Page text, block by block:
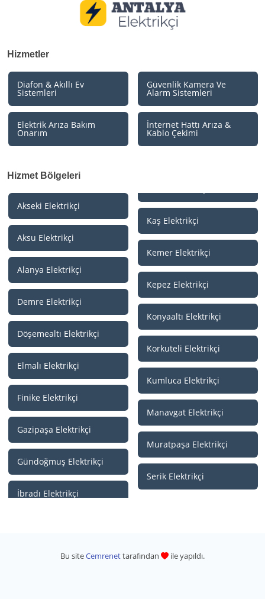
Hizmetler
Diafon & Akıllı Ev
Sistemleri
Elektrik Arıza Bakım
Onarım
Güvenlik Kamera Ve
Alarm Sistemleri
İnternet Hattı Arıza &
Kablo Çekimi
Hizmet Bölgeleri
Akseki Elektrikçi
Aksu Elektrikçi
Alanya Elektrikçi
Demre Elektrikçi
Döşemealtı Elektrikçi
Elmalı Elektrikçi
Finike Elektrikçi
Gazipaşa Elektrikçi
Gündoğmuş Elektrikçi
İbradı Elektrikçi
Kaş Elektrikçi
Kemer Elektrikçi
Kepez Elektrikçi
Konyaaltı Elektrikçi
Korkuteli Elektrikçi
Kumluca Elektrikçi
Manavgat Elektrikçi
Muratpaşa Elektrikçi
Serik Elektrikçi
Bu siteCemrenettarafından ile yapıldı.